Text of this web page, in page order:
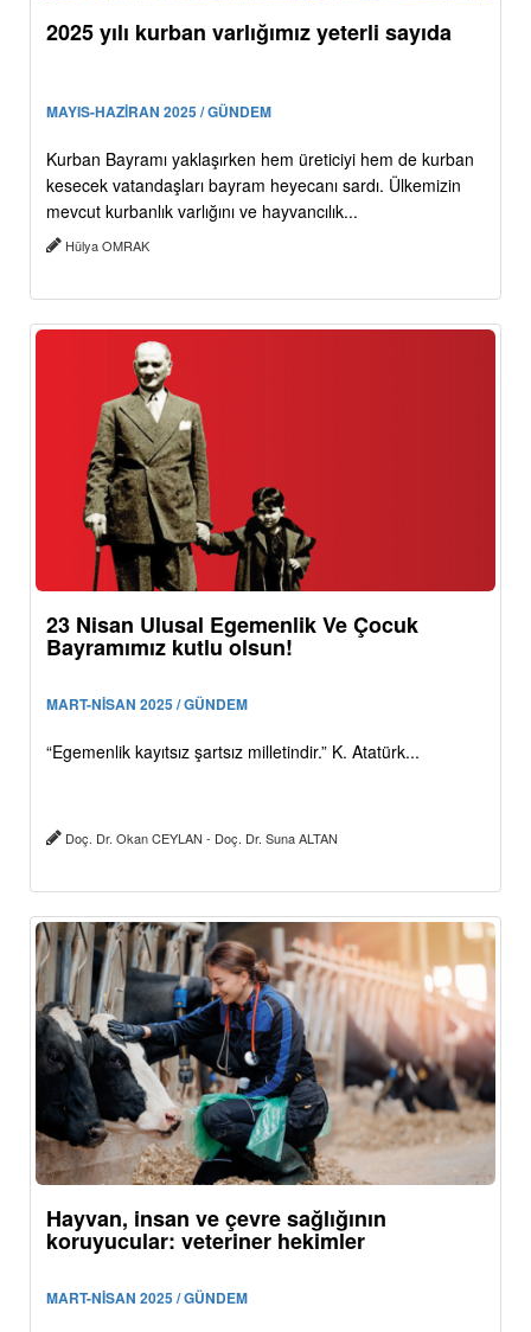
2025 yılı kurban varlığımız yeterli sayıda
MAYIS-HAZİRAN 2025 / GÜNDEM
Kurban Bayramı yaklaşırken hem üreticiyi hem de kurban
kesecek vatandaşları bayram heyecanı sardı. Ülkemizin
mevcut kurbanlık varlığını ve hayvancılık...
Hülya OMRAK
23 Nisan Ulusal Egemenlik Ve Çocuk
Bayramımız kutlu olsun!
MART-NİSAN 2025 / GÜNDEM
“Egemenlik kayıtsız şartsız milletindir.” K. Atatürk...
Doç. Dr. Okan CEYLAN - Doç. Dr. Suna ALTAN
Hayvan, insan ve çevre sağlığının
koruyucular: veteriner hekimler
MART-NİSAN 2025 / GÜNDEM